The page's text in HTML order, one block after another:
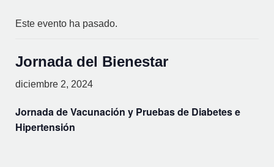
Este evento ha pasado.
Jornada del Bienestar
diciembre 2, 2024
Jornada de Vacunación y Pruebas de Diabetes e
Hipertensión